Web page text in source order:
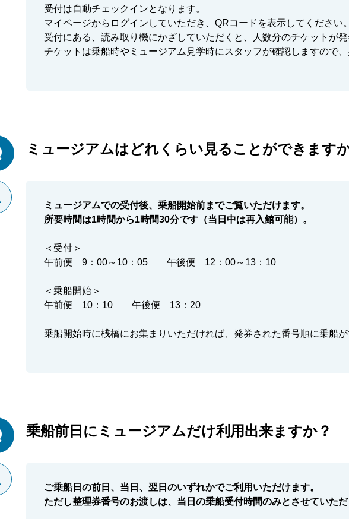
受付は自動チェックインとなります。
マイページからログインしていただき、QRコードを表示してください
受付にある、読み取り機にかざしていただくと、人数分のチケットが
チケットは乗船時やミュージアム見学時にスタッフが確認しますので
ミュージアムはどれくらい見ることができます
ミュージアムでの受付後、乗船開始前までご覧いただけます。
所要時間は1時間から1時間30分です（当日中は再入館可能）。
＜受付＞
午前便 9：00～10：05 午後便 12：00～13：10
＜乗船開始＞
午前便 10：10 午後便 13：20
乗船開始時に桟橋にお集まりいただければ、発券された番号順に乗船
乗船前日にミュージアムだけ利用出来ますか？
ご乗船日の前日、当日、翌日のいずれかでご利用いただけます。
ただし整理券番号のお渡しは、当日の乗船受付時間のみとさせていた
13:05頃
※上陸不可時12:15頃
場合があります。予めご了承ください。